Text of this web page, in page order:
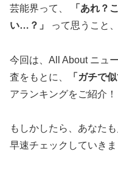
芸能界って、
「あれ？
い…？」
って思うこと
今回は、All About ニュ
査をもとに、
「ガチで
アランキングをご紹介！
もしかしたら、あなた
早速チェックしていきま